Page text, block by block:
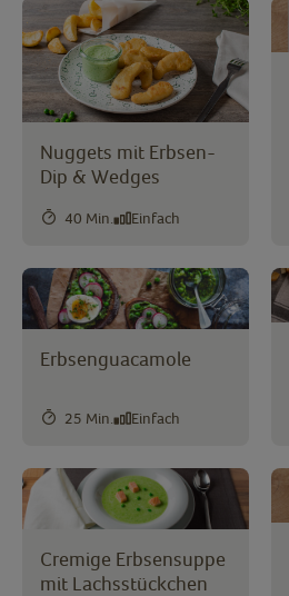
Nuggets mit Erbsen-
Dip & Wedges
40 Min. Einfach
Erbsenguacamole
25 Min. Einfach
Cremige Erbsensuppe
mit Lachsstückchen